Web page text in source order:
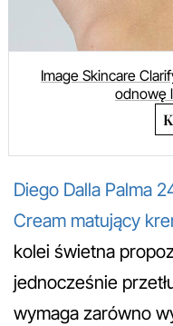
Image Skincare
odnowę
Diego Dalla Palma
Cream matujący
kolei świetna
jednocześnie
wymaga zarówno